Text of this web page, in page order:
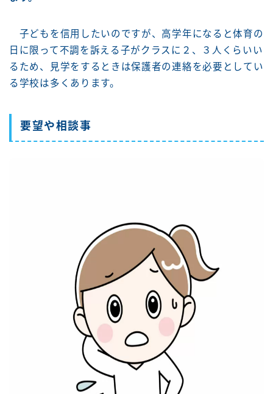
子どもを信用したいのですが、高学年になると体育の
日に限って不調を訴える子がクラスに２、３人くらいい
るため、見学をするときは保護者の連絡を必要としてい
る学校は多くあります。
要望や相談事